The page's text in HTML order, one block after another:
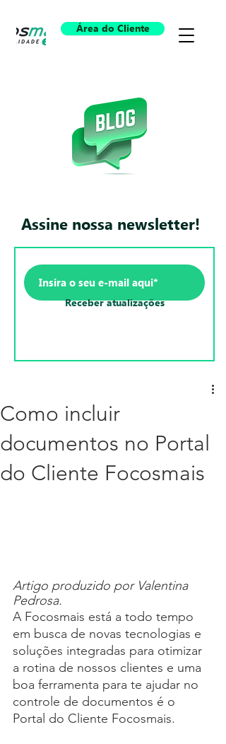
Área do Cliente
Assine nossa newsletter!
Receber atualizações
Como incluir
documentos no Portal
do Cliente Focosmais
Artigo produzido por Valentina
Pedrosa.
A Focosmais está a todo tempo
em busca de novas tecnologias e
soluções integradas para otimizar
a rotina de nossos clientes e uma
boa ferramenta para te ajudar no
controle de documentos é o
Portal do Cliente Focosmais.